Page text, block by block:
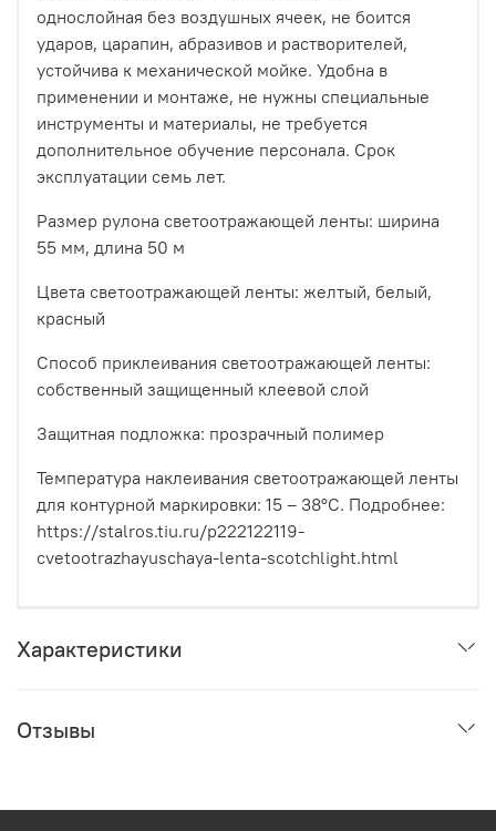
однослойная без воздушных ячеек, не боится
ударов, царапин, абразивов и растворителей,
устойчива к механической мойке. Удобна в
применении и монтаже, не нужны специальные
инструменты и материалы, не требуется
дополнительное обучение персонала. Срок
эксплуатации семь лет.
Размер рулона светоотражающей ленты: ширина
55 мм, длина 50 м
Цвета светоотражающей ленты: желтый, белый,
красный
Способ приклеивания светоотражающей ленты:
собственный защищенный клеевой слой
Защитная подложка: прозрачный полимер
Температура наклеивания светоотражающей ленты
для контурной маркировки: 15 – 38°С. Подробнее:
https://stalros.tiu.ru/p222122119-
cvetootrazhayuschaya-lenta-scotchlight.html
Характеристики
Отзывы